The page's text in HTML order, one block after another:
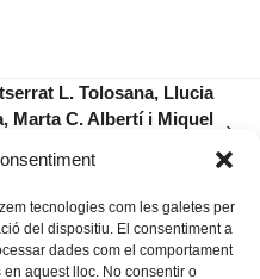
tecnologies com les galetes per
del dispositiu. El consentiment a
dades com el comportament
aquest lloc. No consentir o
L. Tolosana, Llucia
Marta C. Albertí i Miquel